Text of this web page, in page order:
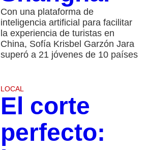
Con una plataforma de
inteligencia artificial para facilitar
la experiencia de turistas en
China, Sofía Krisbel Garzón Jara
superó a 21 jóvenes de 10 países
LOCAL
El corte
perfecto: